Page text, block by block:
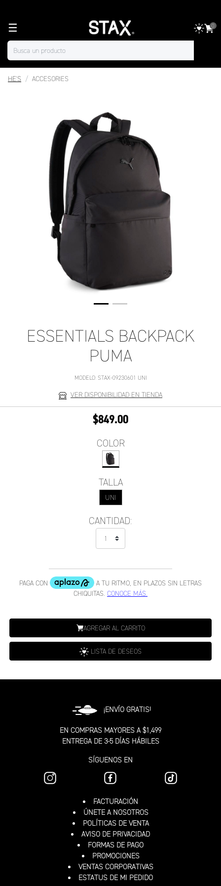
☰ 0
HE'S ACCESORIES
ESSENTIALS BACKPACK
PUMA
MODELO: STAX-09230601 UNI
VER DISPONIBILIDAD EN TIENDA
$849.00
COLOR
TALLA
UNI
CANTIDAD:
AGREGAR AL CARRITO
LISTA DE DESEOS
¡ENVÍO GRATIS!
EN COMPRAS MAYORES A $1,499
ENTREGA DE 3-5 DÍAS HÁBILES
SÍGUENOS EN
FACTURACIÓN
ÚNETE A NOSOTROS
POLÍTICAS DE VENTA
AVISO DE PRIVACIDAD
FORMAS DE PAGO
PROMOCIONES
VENTAS CORPORATIVAS
ESTATUS DE MI PEDIDO